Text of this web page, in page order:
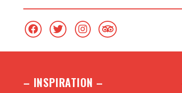
– INSPIRATION –